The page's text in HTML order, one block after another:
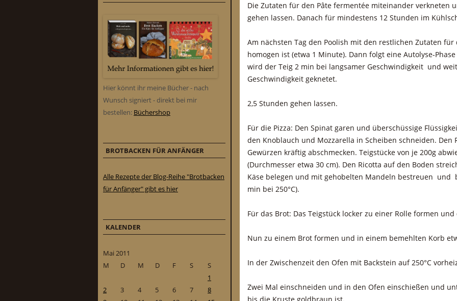
Die Zutaten für den Pâte fermentée miteinander verkneten
gehen lassen. Danach für mindestens 12 Stunden im
Am nächsten Tag den Poolish mit den restlichen Zutaten für
homogen ist (etwa 1 Minute). Dann folgt eine Autolyse-
wird der Teig 2 min bei langsamer Geschwindigkeit und
Geschwindigkeit geknetet.
2,5 Stunden gehen lassen.
Für die Pizza: Den Spinat garen und überschüssige
den Knoblauch und Mozzarella in Scheiben schneiden. Den
Gewürzen kräftig abschmecken. Teigstücke von je 200g
(Durchmesser etwa 30 cm). Den Ricotta auf den Boden
Käse belegen und mit gehobelten Mandeln bestreuen und
min bei 250°C).
Für das Brot: Das Teigstück locker zu einer Rolle formen
Nun zu einem Brot formen und in einem bemehlten Korb
In der Zwischenzeit den Ofen mit Backstein auf 250°C
Zwei Mal einschneiden und in den Ofen einschießen und
Hier könnt ihr meine Bücher - nach
Wunsch signiert - direkt bei mir
bestellen: Büchershop
BROTBACKEN FÜR ANFÄNGER
Alle Rezepte der Blog-Reihe "Brotbacken
für Anfänger" gibt es hier
KALENDER
Mai 2011
M
D M D F S
S
1
2
3 4 5 6 7
8